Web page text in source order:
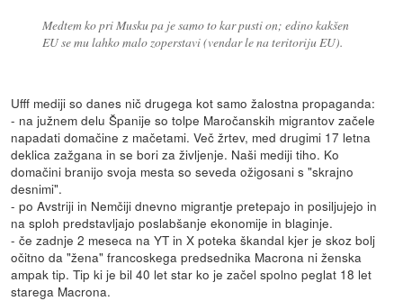
Medtem ko pri Musku pa je samo to kar pusti on; edino kakšen
EU se mu lahko malo zoperstavi (vendar le na teritoriju EU).
Ufff mediji so danes nič drugega kot samo žalostna propaganda:
- na južnem delu Španije so tolpe Maročanskih migrantov začele
napadati domačine z mačetami. Več žrtev, med drugimi 17 letna
deklica zažgana in se bori za življenje. Naši mediji tiho. Ko
domačini branijo svoja mesta so seveda ožigosani s "skrajno
desnimi".
- po Avstriji in Nemčiji dnevno migrantje pretepajo in posiljujejo in
na sploh predstavljajo poslabšanje ekonomije in blaginje.
- če zadnje 2 meseca na YT in X poteka škandal kjer je skoz bolj
očitno da "žena" francoskega predsednika Macrona ni ženska
ampak tip. Tip ki je bil 40 let star ko je začel spolno peglat 18 let
starega Macrona.